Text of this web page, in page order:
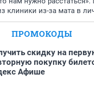
клиники из-за мата в
ПРОМОКОДЫ
скидку на
покупку
Афише